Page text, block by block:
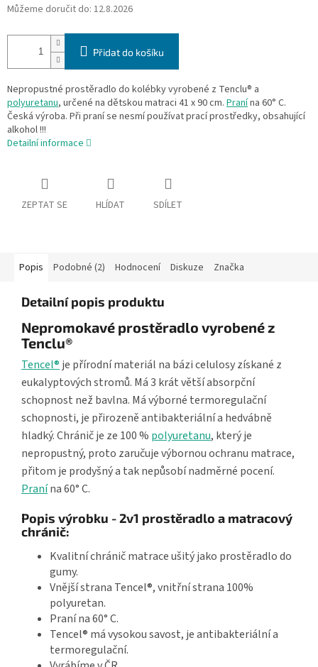
Můžeme doručit do: 12.8.2026
Přidat do košíku
Nepropustné prostěradlo do kolébky vyrobené z Tenclu® a
polyuretanu, určené na dětskou matraci 41 x 90 cm. Pranína 60° C.
Česká výroba. Při praní se nesmí používat prací prostředky, obsahující
alkohol !!!
Detailní informace
ZEPTAT SE HLÍDAT SDÍLET
Popis Podobné (2) Hodnocení Diskuze Značka
Detailní popis produktu
Nepromokavé prostěradlo vyrobené z
Tenclu®
Tencel® je přírodní materiál na bázi celulosy získané z
eukalyptových stromů. Má 3 krát větší absorpční
schopnost než bavlna. Má výborné termoregulační
schopnosti, je přirozeně antibakteriální a hedvábně
hladký. Chránič je ze 100 % polyuretanu, který je
nepropustný, proto zaručuje výbornou ochranu matrace,
přitom je prodyšný a tak nepůsobí nadměrné pocení.
Pranína 60° C.
Popis výrobku - 2v1 prostěradlo a matracový
chránič:
Kvalitní chránič matrace ušitý jako prostěradlo do
gumy.
Vnější strana Tencel®, vnitřní strana 100%
polyuretan.
Praní na 60° C.
Tencel® má vysokou savost, je antibakteriální a
termoregulační.